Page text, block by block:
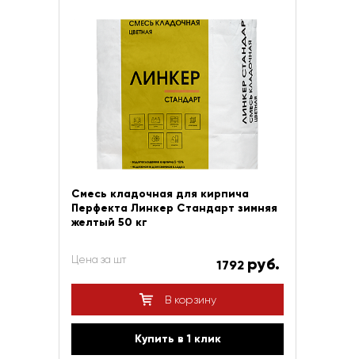
Смесь кладочная для кирпича
Перфекта Линкер Стандарт зимняя
желтый 50 кг
Цена за шт 1792 руб.
В корзину
Купить в 1 клик